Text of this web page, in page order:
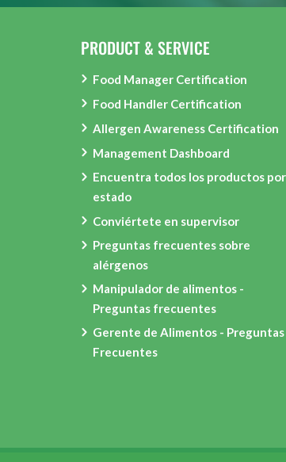
PRODUCT & SERVICE
Food Manager Certification
Food Handler Certification
Allergen Awareness Certification
Management Dashboard
Encuentra todos los productos por
estado
Conviértete en supervisor
Preguntas frecuentes sobre
alérgenos
Manipulador de alimentos -
Preguntas frecuentes
Gerente de Alimentos - Preguntas
Frecuentes